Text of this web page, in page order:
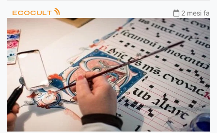
ECOCULT 2 mesi fa